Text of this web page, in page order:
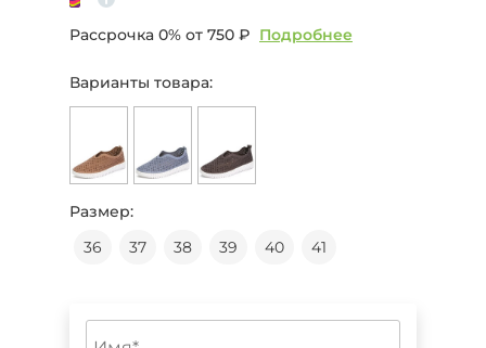
Рассрочка 0% от 750 ₽ Подробнее
Варианты товара:
Размер:
36
37 38 39 40 41